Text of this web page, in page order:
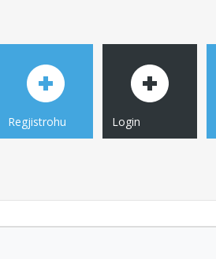
Regjistrohu Login